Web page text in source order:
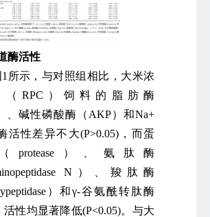
酶活性
示，与对照组相比，大米浓
（RPC）饲料的脂肪酶
）、碱性磷酸酶（AKP）和Na+
活性差异不大(P>0.05)，而蛋
protease）、氨肽酶
N）、羧肽酶
）和γ-谷氨酰转肽酶
活性均显著降低(P<0.05)。与大